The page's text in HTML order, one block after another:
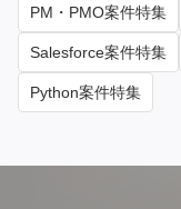
PM・PMO案件特集
Salesforce案件特集
Python案件特集